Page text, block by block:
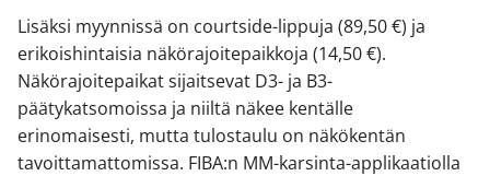
Lisäksi myynnissä on courtside-lippuja (89,50 €) ja
erikoishintaisia näkörajoitepaikkoja (14,50 €).
Näkörajoitepaikat sijaitsevat D3- ja B3-
päätykatsomoissa ja niiltä näkee kentälle
erinomaisesti, mutta tulostaulu on näkökentän
tavoittamattomissa. FIBA:n MM-karsinta-applikaatiolla